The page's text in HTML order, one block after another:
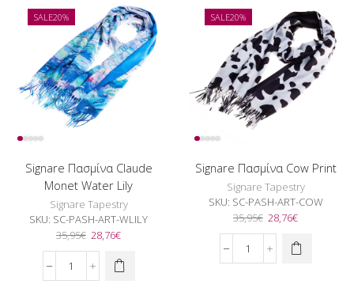
Poppy
Field
ποσότητα
SALE20%
Signare Πασμίνα Claude
Monet Water Lily
Signare Tapestry
SKU: SC-PASH-ART-WLILY
35,95€ Original
price
was:
35,95€.
28,76€Η
τιμή
Signare
SALE20%
Signare Πασμίνα Cow Print
Signare Tapestry
SKU: SC-PASH-ART-COW
35,95€ Original
price
was:
35,95€.
28,76€Η
τιμή
Signare